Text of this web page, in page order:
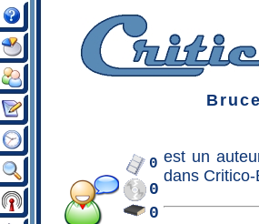
0
0
0
est un
dans Critico-